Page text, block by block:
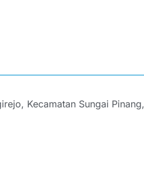
Kecamatan Sungai Pinang,